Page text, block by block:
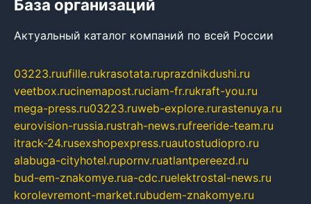
База организаций
Актуальный каталог компаний по всей России
03223.ruufille.rukrasotata.ruprazdnikdushi.ru
veetbox.rucinemapost.ruciam-fr.rukraft-you.ru
mega-press.ru03223.ruweb-explore.rurastenuya.ru
eurovision-russia.rustrah-news.rufreeride-team.ru
itrack-24.rusexshopexpress.ruautostudiopro.ru
alabuga-cityhotel.rupornv.ruatlantpereezd.ru
bud-em-znakomye.rua-cdc.ruelektrostal-news.ru
korolevremont-market.rubudem-znakomye.ru